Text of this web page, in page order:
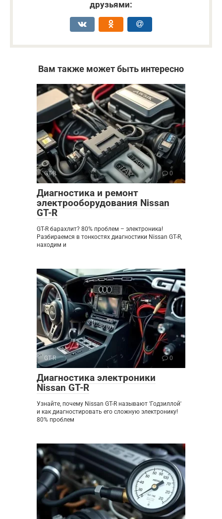
друзьями:
Вам также может быть интересно
GT-R 0
Диагностика и ремонт
электрооборудования Nissan
GT-R
GT-R барахлит? 80% проблем – электроника!
Разбираемся в тонкостях диагностики Nissan GT-R,
находим и
GT-R 0
Диагностика электроники
Nissan GT-R
Узнайте, почему Nissan GT-R называют 'Годзиллой'
и как диагностировать его сложную электронику!
80% проблем